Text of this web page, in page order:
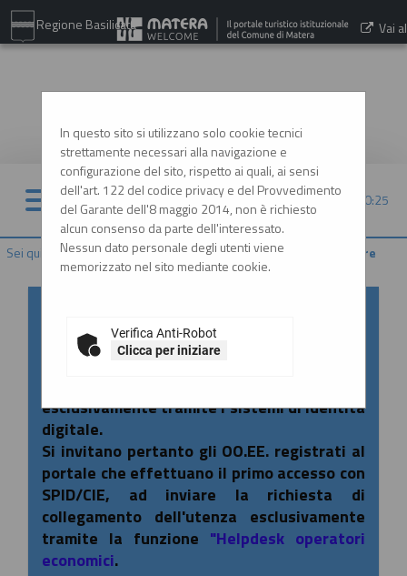
Regione Basilicata Vai al
07/08/2026 20:25
Sei qui: Home»Procedure d'appalto e contratti»Gare e procedure
In questo sito si utilizzano solo cookie tecnici
strettamente necessari alla navigazione e
configurazione del sito, rispetto ai quali, ai sensi
dell'art. 122 del codice privacy e del Provvedimento
del Garante dell'8 maggio 2014, non è richiesto
alcun consenso da parte dell'interessato.
Nessun dato personale degli utenti viene
memorizzato nel sito mediante cookie.
Verifica Anti-Robot
Clicca per iniziare
SPID/CIE: istruzioni
In ottemperanza alle normative vigenti
esclusivamente tramite i sistemi di identità
digitale.
Si invitano pertanto gli OO.EE. registrati al
portale che effettuano il primo accesso con
SPID/CIE, ad inviare la richiesta di
collegamento dell'utenza esclusivamente
tramite la funzione "Helpdesk operatori
economici.